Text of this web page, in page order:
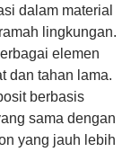
dalam material
lingkungan.
elemen
dan tahan lama.
berbasis
sama dengan
yang jauh lebih